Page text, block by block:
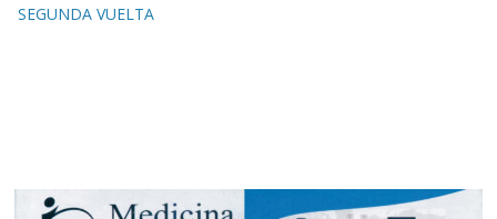
SEGUNDA VUELTA